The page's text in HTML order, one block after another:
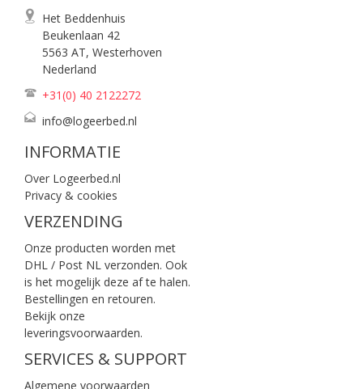
Het Beddenhuis
Beukenlaan 42
5563 AT, Westerhoven
Nederland
+31(0) 40 2122272
info@logeerbed.nl
INFORMATIE
Over Logeerbed.nl
Privacy & cookies
VERZENDING
Onze producten worden met
DHL / Post NL verzonden. Ook
is het mogelijk deze af te halen.
Bestellingen en retouren.
Bekijk onze
leveringsvoorwaarden.
SERVICES & SUPPORT
Algemene voorwaarden